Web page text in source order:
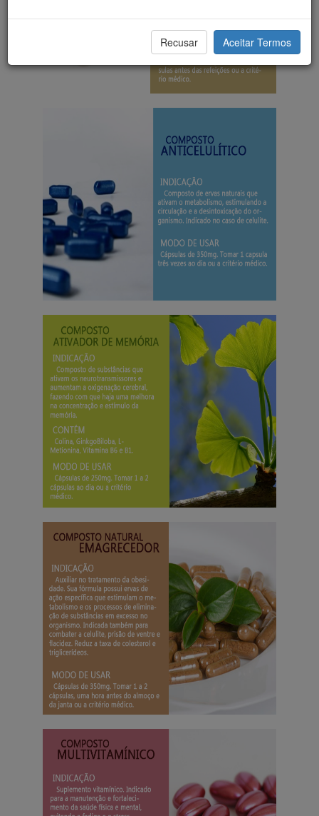
Recusar Aceitar Termos